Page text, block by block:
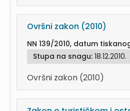
Ovršni zakon (2010)
NN 139/2010, datum
Stupa na snagu: 18.12.2010.
Ovršni zakon (2010)